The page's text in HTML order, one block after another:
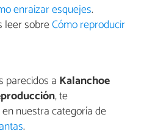
enraizar esquejes.
leer sobreCómo reproducir
parecidos a Kalanchoe
, te
nuestra categoría de
.